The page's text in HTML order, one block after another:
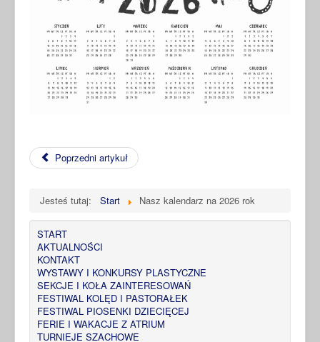
Poprzedni artykuł
Jesteś tutaj: Start Nasz kalendarz na 2026 rok
START
AKTUALNOŚCI
KONTAKT
WYSTAWY I KONKURSY PLASTYCZNE
SEKCJE I KOŁA ZAINTERESOWAŃ
FESTIWAL KOLĘD I PASTORAŁEK
FESTIWAL PIOSENKI DZIECIĘCEJ
FERIE I WAKACJE Z ATRIUM
TURNIEJE SZACHOWE